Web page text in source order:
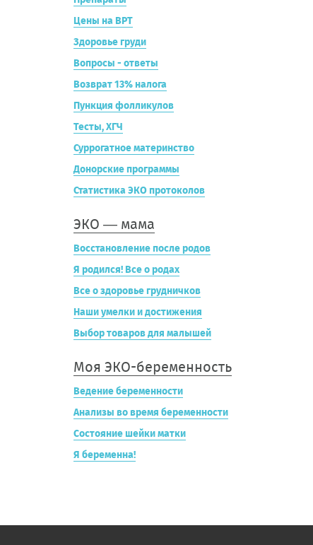
Цены на ВРТ
Здоровье груди
Вопросы - ответы
Возврат 13% налога
Пункция фолликулов
Тесты, ХГЧ
Суррогатное материнство
Донорские программы
Статистика ЭКО протоколов
ЭКО — мама
Восстановление после родов
Я родился! Все о родах
Все о здоровье грудничков
Наши умелки и достижения
Выбор товаров для малышей
Моя ЭКО-беременность
Ведение беременности
Анализы во время беременности
Состояние шейки матки
Я беременна!